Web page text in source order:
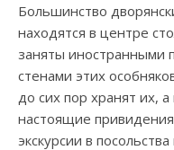
Большинство
находятся в центре
заняты иностранными
стенами этих
до сих пор хранят их,
настоящие
экскурсии в посольства